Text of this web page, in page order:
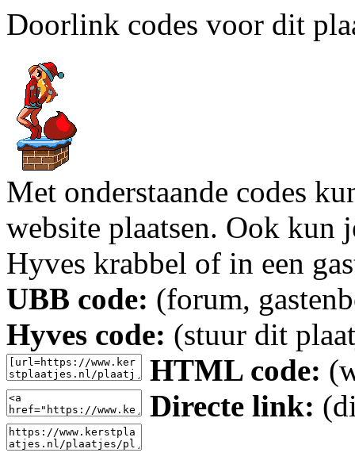
Doorlink codes voor dit
Met onderstaande codes
website plaatsen. Ook kun
Hyves krabbel of in een
UBB code: (forum,
Hyves code: (stuur dit
HTML code:
Directe link: